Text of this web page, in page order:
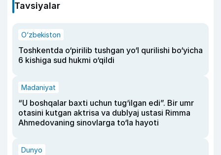
Tavsiyalar
O‘zbekiston
Toshkentda o‘pirilib tushgan yo‘l qurilishi bo‘yicha
6 kishiga sud hukmi o‘qildi
Madaniyat
“U boshqalar baxti uchun tug‘ilgan edi”. Bir umr
otasini kutgan aktrisa va dublyaj ustasi Rimma
Ahmedovaning sinovlarga to‘la hayoti
Dunyo